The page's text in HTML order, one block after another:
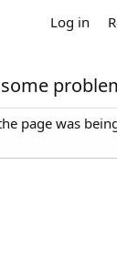
Log in
page was